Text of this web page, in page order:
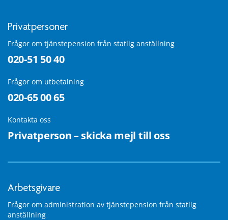
Privatpersoner
Frågor om tjänstepension från statlig anställning
020-51 50 40
Frågor om utbetalning
020-65 00 65
Kontakta oss
Privatperson – skicka mejl till oss
Arbetsgivare
Frågor om administration av tjänstepension från statlig
anställning